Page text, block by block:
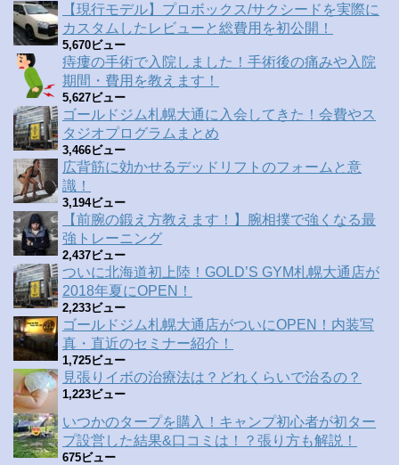
【現行モデル】プロボックス/サクシードを実際に
カスタムしたレビューと総費用を初公開！
5,670ビュー
痔瘻の手術で入院しました！手術後の痛みや入院
期間・費用を教えます！
5,627ビュー
ゴールドジム札幌大通に入会してきた！会費やス
タジオプログラムまとめ
3,466ビュー
広背筋に効かせるデッドリフトのフォームと意
識！
3,194ビュー
【前腕の鍛え方教えます！】腕相撲で強くなる最
強トレーニング
2,437ビュー
ついに北海道初上陸！GOLD’S GYM札幌大通店が
2018年夏にOPEN！
2,233ビュー
ゴールドジム札幌大通店がついにOPEN！内装写
真・直近のセミナー紹介！
1,725ビュー
見張りイボの治療法は？どれくらいで治るの？
1,223ビュー
いつかのタープを購入！キャンプ初心者が初ター
プ設営した結果&口コミは！？張り方も解説！
675ビュー